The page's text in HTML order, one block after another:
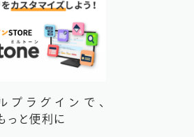
プラグインで、
と便利に